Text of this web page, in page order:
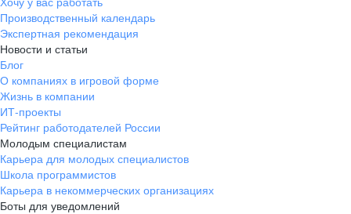
Производственный календарь
Экспертная рекомендация
Новости и статьи
Блог
О компаниях в игровой форме
Жизнь в компании
ИТ-проекты
Рейтинг работодателей России
Молодым специалистам
Карьера для молодых специалистов
Школа программистов
Карьера в некоммерческих организациях
Боты для уведомлений